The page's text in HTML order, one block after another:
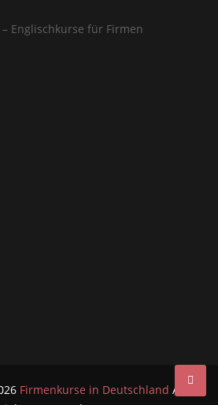
Englischkurse für Firmen
Firmenkurse in Deutschland All